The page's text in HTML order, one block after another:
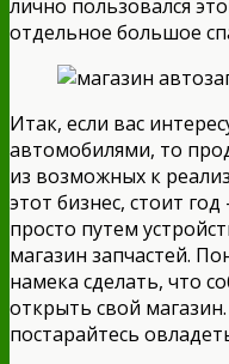
лично пользовался
отдельное большое
Итак, если вас
автомобилями, то
из возможных к
этот бизнес, стоит
просто путем
магазин запчастей.
намека сделать, что
открыть свой
постарайтесь